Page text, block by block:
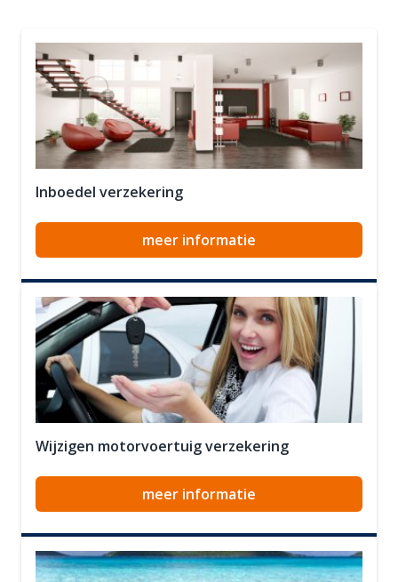
Inboedel verzekering
meer informatie
Wijzigen motorvoertuig verzekering
meer informatie